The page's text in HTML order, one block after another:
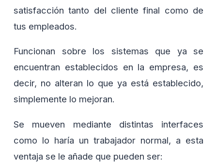
satisfacción tanto del cliente final como de
tus empleados.
Funcionan sobre los sistemas que ya se
encuentran establecidos en la empresa, es
decir, no alteran lo que ya está establecido,
simplemente lo mejoran.
Se mueven mediante distintas interfaces
como lo haría un trabajador normal, a esta
ventaja se le añade que pueden ser: